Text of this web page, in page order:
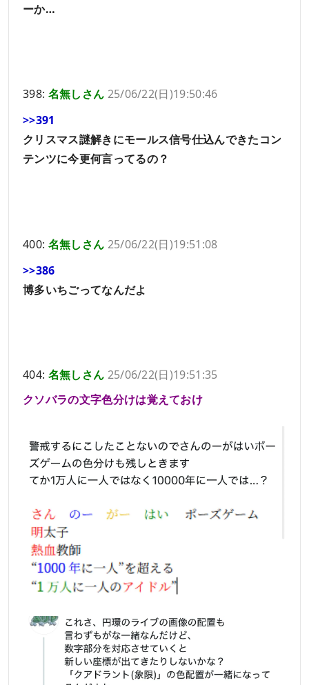
ーか…
398: 名無しさん 25/06/22(日)19:50:46
>>391
クリスマス謎解きにモールス信号仕込んできたコン
テンツに今更何言ってるの？
400: 名無しさん 25/06/22(日)19:51:08
>>386
博多いちごってなんだよ
404: 名無しさん 25/06/22(日)19:51:35
クソバラの文字色分けは覚えておけ